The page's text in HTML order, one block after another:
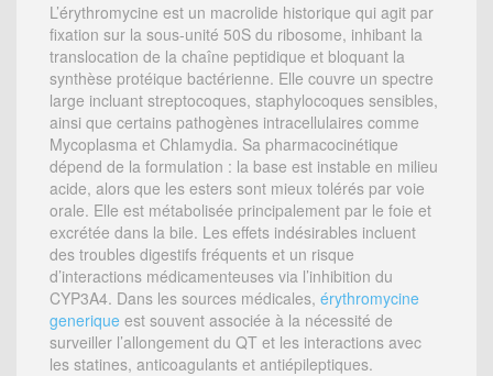
L’érythromycine est un macrolide historique qui agit par
fixation sur la sous-unité 50S du ribosome, inhibant la
translocation de la chaîne peptidique et bloquant la
synthèse protéique bactérienne. Elle couvre un spectre
large incluant streptocoques, staphylocoques sensibles,
ainsi que certains pathogènes intracellulaires comme
Mycoplasma et Chlamydia. Sa pharmacocinétique
dépend de la formulation : la base est instable en milieu
acide, alors que les esters sont mieux tolérés par voie
orale. Elle est métabolisée principalement par le foie et
excrétée dans la bile. Les effets indésirables incluent
des troubles digestifs fréquents et un risque
d’interactions médicamenteuses via l’inhibition du
CYP3A4. Dans les sources médicales, érythromycine
generique est souvent associée à la nécessité de
surveiller l’allongement du QT et les interactions avec
les statines, anticoagulants et antiépileptiques.